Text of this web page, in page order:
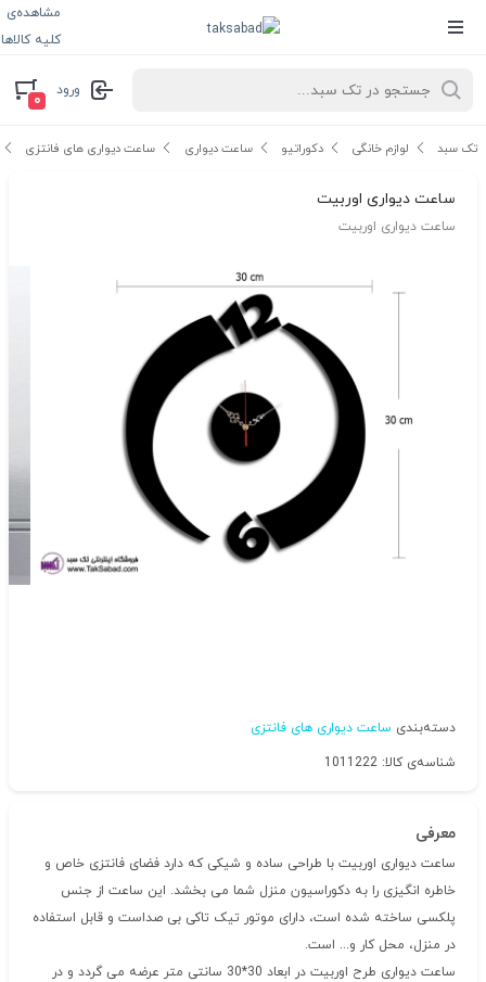
مشاهده‌ی
کلیه کالاها
ورود
۰
تک سبد لوازم خانگی دکوراتیو ساعت دیواری ساعت دیواری های فانتزی
ساعت دیواری اوربیت
ساعت دیواری اوربیت
دسته‌بندی ساعت دیواری های فانتزی
شناسه‌ی کالا: 1011222
معرفی
ساعت دیواری اوربیت با طراحی ساده و شیکی که دارد فضای فانتزی خاص و
خاطره انگیزی را به دکوراسیون منزل شما می بخشد. این ساعت از جنس
پلکسی ساخته شده است، دارای موتور تیک تاکی بی صداست و قابل استفاده
در منزل، محل کار و... است.
ساعت دیواری طرح اوربیت در ابعاد 30*30 سانتی متر عرضه می گردد و در